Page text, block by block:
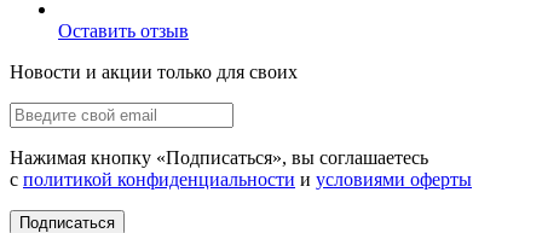
Оставить отзыв
Новости и акции только для своих
Нажимая кнопку «Подписаться», вы соглашаетесь
с политикой конфиденциальности и условиями оферты
Подписаться